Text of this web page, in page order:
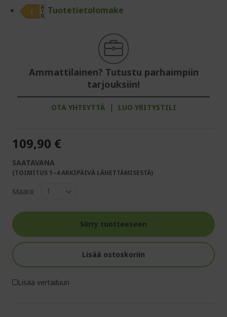
Tuotetietolomake
Ammattilainen? Tutustu parhaimpiin
tarjouksiin!
OTA YHTEYTTÄ | LUO YRITYSTILI
109,90 €
SAATAVANA
(TOIMITUS 1–4 ARKIPÄIVÄ LÄHETTÄMISESTÄ)
Määrä:
Siirry tuotteeseen
Lisää ostoskoriin
Lisää vertailuun